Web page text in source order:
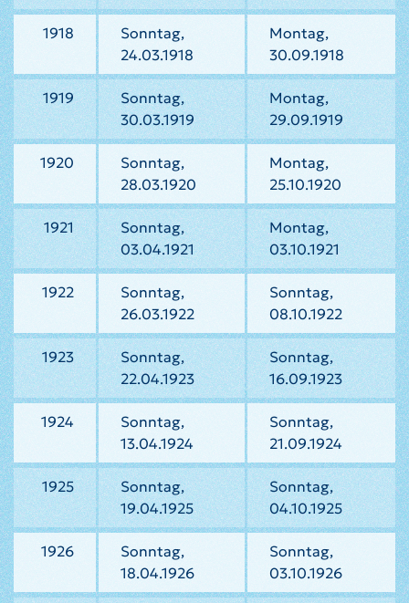
1918
Sonntag,
24.03.1918
Montag,
30.09.1918
1919
Sonntag,
30.03.1919
Montag,
29.09.1919
1920
Sonntag,
28.03.1920
Montag,
25.10.1920
1921
Sonntag,
03.04.1921
Montag,
03.10.1921
1922
Sonntag,
26.03.1922
Sonntag,
08.10.1922
1923
Sonntag,
22.04.1923
Sonntag,
16.09.1923
1924
Sonntag,
13.04.1924
Sonntag,
21.09.1924
1925
Sonntag,
19.04.1925
Sonntag,
04.10.1925
1926
Sonntag,
18.04.1926
Sonntag,
03.10.1926